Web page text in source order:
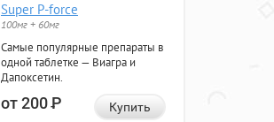
Super P-force
100мг + 60мг
Самые популярные препараты в
одной таблетке — Виагра и
Дапоксетин.
от 200Р Купить